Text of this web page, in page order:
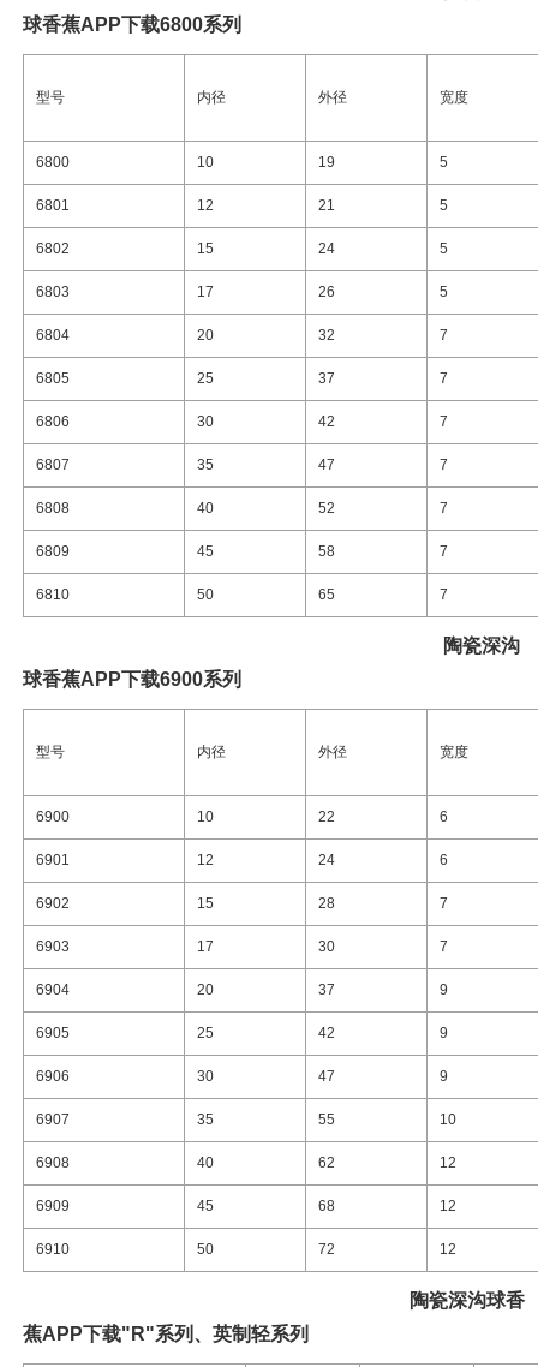
球香蕉APP下载6800系列
型号 内径 外径 宽度
6800 10 19 5
6801 12 21 5
6802 15 24 5
6803 17 26 5
6804 20 32 7
6805 25 37 7
6806 30 42 7
6807 35 47 7
6808 40 52 7
6809 45 58 7
6810 50 65 7
陶瓷深沟
球香蕉APP下载6900系列
型号 内径 外径 宽度
6900 10 22 6
6901 12 24 6
6902 15 28 7
6903 17 30 7
6904 20 37 9
6905 25 42 9
6906 30 47 9
6907 35 55 10
6908 40 62 12
6909 45 68 12
6910 50 72 12
陶瓷深沟球香
蕉APP下载"R"系列、英制轻系列